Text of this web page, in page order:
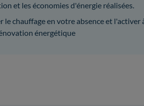
et les économies d'énergie réalisées.
le chauffage en votre absence et
énergétique